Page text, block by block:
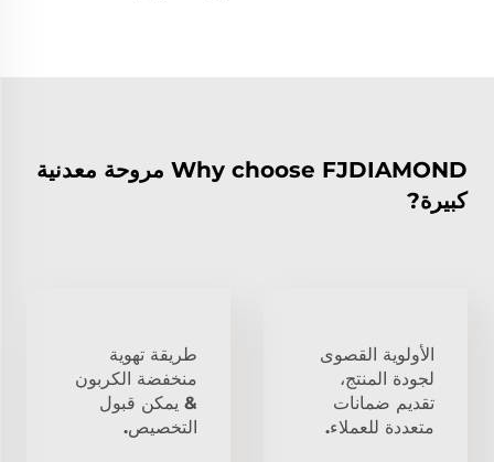
Why choose FJDIAMOND مروحة معدنية
كبيرة?
الأولوية القصوى
لجودة المنتج،
تقديم ضمانات
متعددة للعملاء.
طريقة تهوية
منخفضة الكربون
& يمكن قبول
التخصيص.